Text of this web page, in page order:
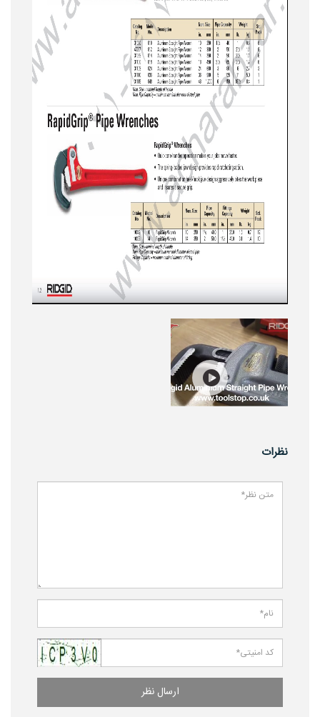
نظرات
ارسال نظر